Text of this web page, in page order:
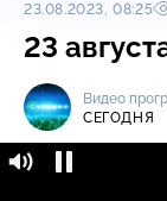
23.08.2023, 08:25
23
Видео
СЕГОДНЯ